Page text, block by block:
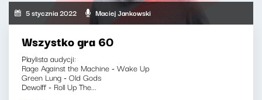
5 stycznia 2022 Maciej Jankowski
Wszystko gra 60
Playlista audycji:
Rage Against the Machine - Wake Up
Green Lung - Old Gods
Dewolff - Roll Up The...